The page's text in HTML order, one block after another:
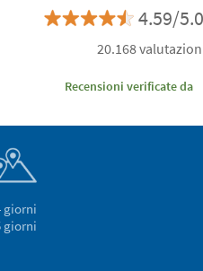
4.59/
20.168
Recensioni verificate da
giorni
giorni